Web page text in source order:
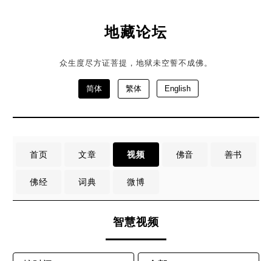
地藏论坛
众生度尽方证菩提，地狱未空誓不成佛。
简体 繁体 English
首页 文章 视频 佛音 善书
佛经 词典 微博
智慧视频